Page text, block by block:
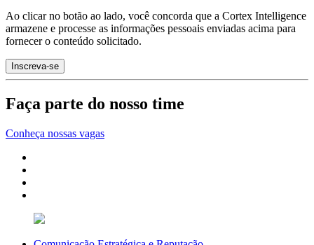
Ao clicar no botão ao lado, você concorda que a Cortex Intelligence
armazene e processe as informações pessoais enviadas acima para
fornecer o conteúdo solicitado.
Faça parte do nosso time
Conheça nossas vagas